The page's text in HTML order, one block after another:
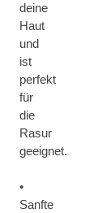
deine
Haut
und
ist
perfekt
für
die
Rasur
geeignet.
•
Sanfte